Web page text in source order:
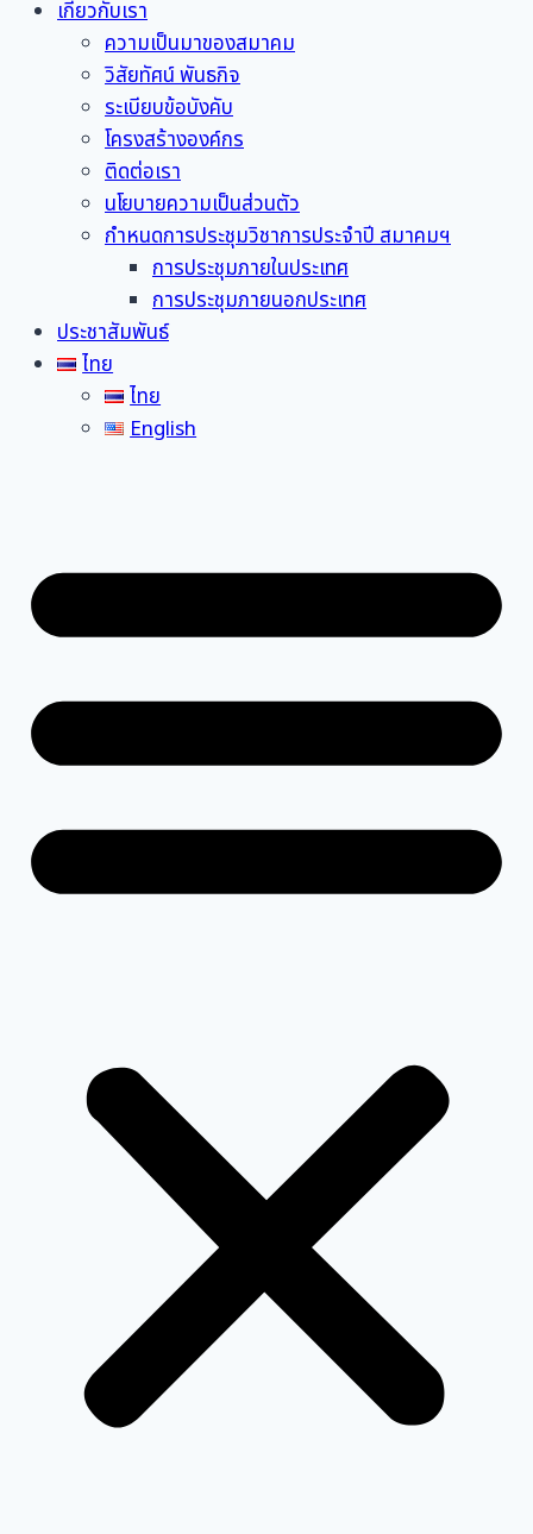
เกี่ยวกับเรา
ความเป็นมาของสมาคม
วิสัยทัศน์ พันธกิจ
ระเบียบข้อบังคับ
โครงสร้างองค์กร
ติดต่อเรา
นโยบายความเป็นส่วนตัว
กำหนดการประชุมวิชาการประจำปี สมาคมฯ
การประชุมภายในประเทศ
การประชุมภายนอกประเทศ
ประชาสัมพันธ์
ไทย
ไทย
English